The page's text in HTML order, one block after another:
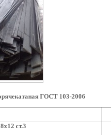
ГОСТ 103-2006
ст.3